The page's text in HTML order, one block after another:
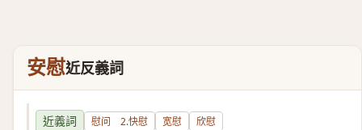
安慰近反義詞
近義詞 慰问 2.快慰 宽慰 欣慰